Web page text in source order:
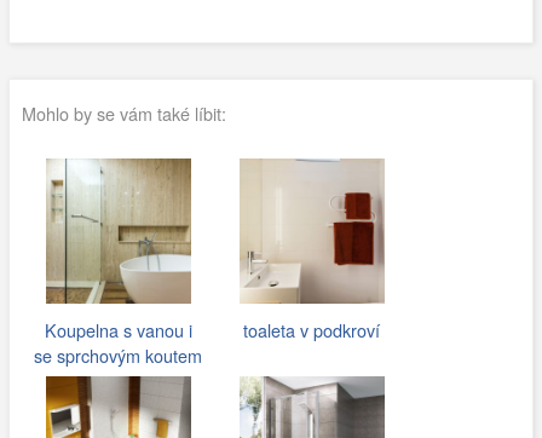
Mohlo by se vám také líbit:
Koupelna s vanou i
se sprchovým koutem
toaleta v podkroví